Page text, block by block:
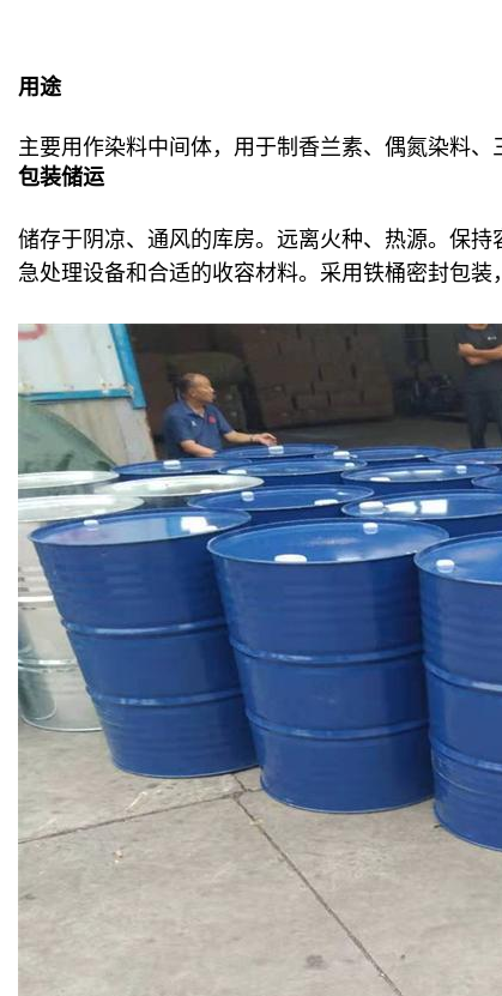
用途
主要用作染料中间体，用于制香兰素、偶氮染料
包装储运
储存于阴凉、通风的库房。远离火种、热源。保
急处理设备和合适的收容材料。采用铁桶密封包装